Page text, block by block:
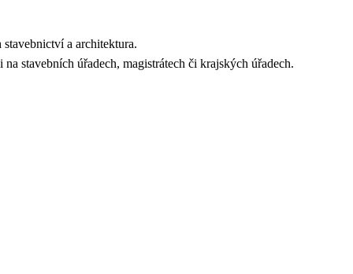
a architektura.
stavebních úřadech, magistrátech či krajských úřadech.